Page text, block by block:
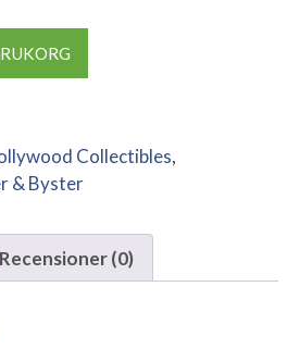
Collectibles,
& Byster
Recensioner (0)